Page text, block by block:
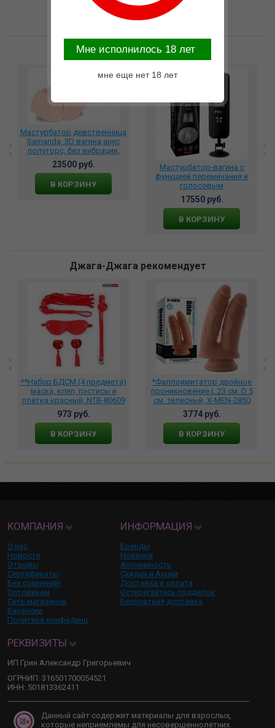
Возможные варианты замены
Мастурбатор девственница
Samanda, 3D вагина,анус
полуторс, без вибрации,
M01-003-07D
23500 руб.
В КОРЗИНУ
Мастурбатор-вагина с
функцией переминания и
голосовым
сопровождением PDX ELITE
Ultimate Milker прозрачный
17550 руб.
В КОРЗИНУ
Джага-Джага рекомендует
**Набор БДСМ (4 предмета)
маска, кляп, пэстисы и
плётка красный, NTB-80609
973 руб.
В КОРЗИНУ
*Фаллоимитатор двойное
проникновение L 23 см. D 5
см. телесный, X-MEN-2850
3774 руб.
В КОРЗИНУ
КОМПАНИЯ
О нас
Новости
Отзывы
Сертификаты
Без сомнений!
Оптовикам
Сеть магазинов
Вакансии
Политика конфиденц.
ИНФОРМАЦИЯ
Бренды
Новинки
Анонимность
Скидки и Акции
Доставка и оплата
Остерегайтесь подделок
Бесплатная доставка
РЕКВИЗИТЫ
ИП Грин Александр Григорьевич
ОГРНИП: 316501700054521
ИНН: 501813362411
Данный сайт содержит материалы для взрослых,
которые неприемлемы для несовершеннолетних.
Mне исполнилось 18 лет
мне еще нет 18 лет